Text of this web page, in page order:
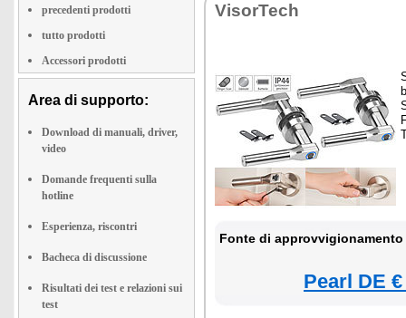
precedenti prodotti
tutto prodotti
Accessori prodotti
Area di supporto:
Download di manuali, driver,
video
Domande frequenti sulla
hotline
Esperienza, riscontri
Bacheca di discussione
Risultati dei test e relazioni sui
test
VisorTech
Fonte di
Pearl DE